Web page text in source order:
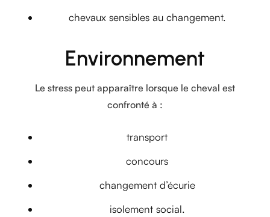
chevaux sensibles au changement.
Environnement
Le stress peut apparaître lorsque le cheval est
confronté à :
transport
concours
changement d’écurie
isolement social.